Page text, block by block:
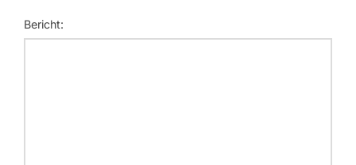
Bericht: